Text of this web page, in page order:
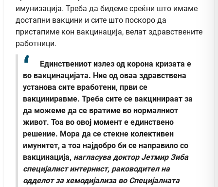
имунизација. Треба да бидеме среќни што имаме
достапни вакцини и сите што поскоро да
пристапиме кон вакцинација, велат здравствените
работници.
Единствениот излез од корона кризата е
во вакцинацијата. Ние од оваа здравствена
установа сите вработени, први се
вакциниравме. Треба сите се вакцинираат за
да можеме да се вратиме во нормалниот
живот. Тоа во овој момент е единствено
решение. Мора да се стекне колективен
имунитет, а тоа најдобро би се направило со
вакцинација, нагласува доктор Јетмир Зиба
специјалист интернист, раководител на
одделот за хемодијализа во Специјалната